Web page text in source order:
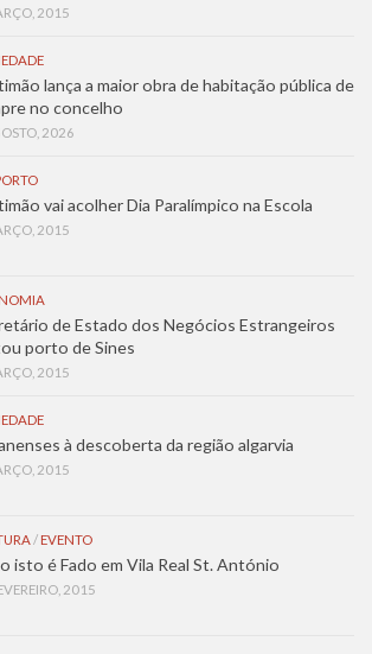
2015
lança a maior obra de habitação pública de
no concelho
2026
vai acolher Dia Paralímpico na Escola
2015
de Estado dos Negócios Estrangeiros
porto de Sines
2015
à descoberta da região algarvia
2015
/ EVENTO
isto é Fado em Vila Real St. António
2015